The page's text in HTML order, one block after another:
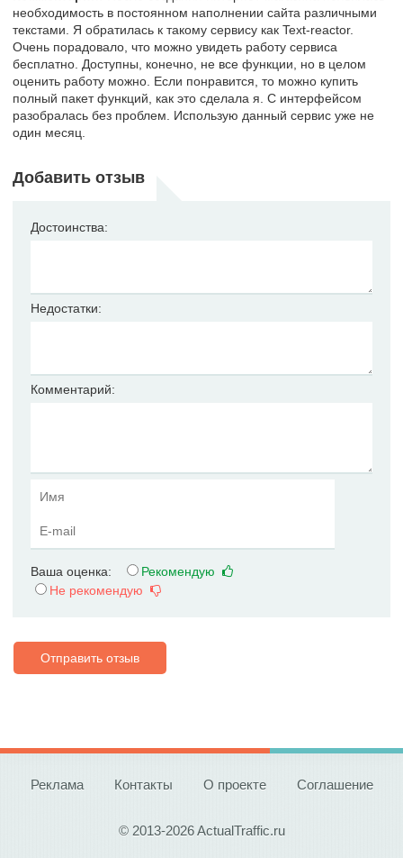
необходимость в постоянном наполнении сайта различными
текстами. Я обратилась к такому сервису как Text-reactor.
Очень порадовало, что можно увидеть работу сервиса
бесплатно. Доступны, конечно, не все функции, но в целом
оценить работу можно. Если понравится, то можно купить
полный пакет функций, как это сделала я. С интерфейсом
разобралась без проблем. Использую данный сервис уже не
один месяц.
Добавить отзыв
Достоинства:
Недостатки:
Комментарий:
Ваша оценка:
Рекомендую
Не рекомендую
Отправить отзыв
Реклама Контакты О проекте Соглашение
© 2013-2026 ActualTraffic.ru